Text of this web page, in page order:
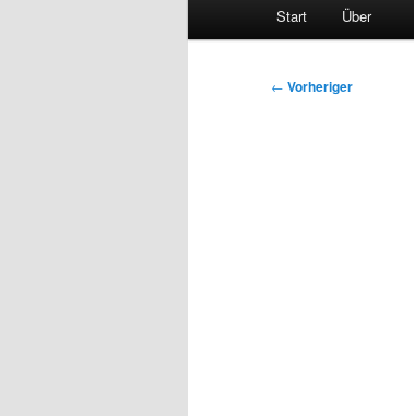
Start Über
Beitragsnavigation
← Vorheriger